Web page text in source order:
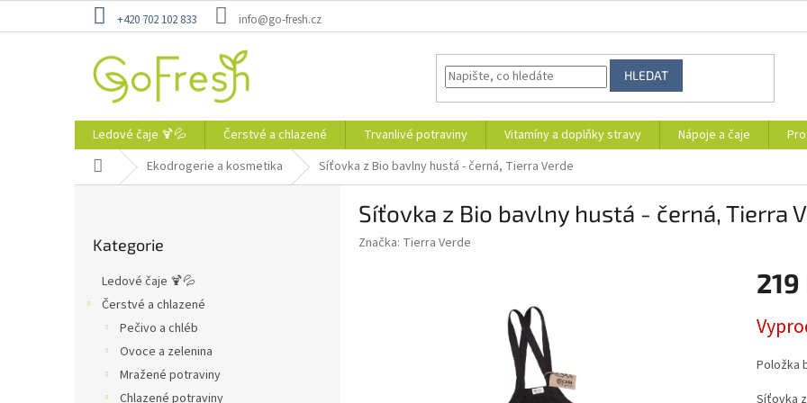
+420 702 102 833 info@go-fresh.cz
HLEDAT
Ledové čaje 🍹💦 Čerstvé a chlazené Trvanlivé potraviny Vitamíny a doplňky stravy Nápoje a čaje
Domů Ekodrogerie a kosmetika Síťovka z Bio bavlny hustá - černá, Tierra Verde
kategorie
Kategorie
Ledové čaje 🍹💦
Čerstvé a chlazené
Pečivo a chléb
Ovoce a zelenina
Mražené potraviny
Chlazené potraviny
Síťovka z Bio bavlny hustá - černá, Tierra
Značka: Tierra Verde
219
cena:
Položka